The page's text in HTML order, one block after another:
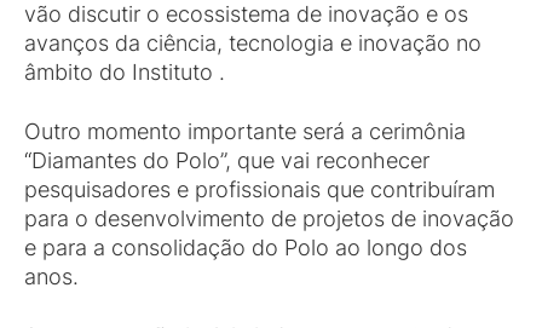
vão discutir o ecossistema de inovação e os
avanços da ciência, tecnologia e inovação no
âmbito do Instituto .
Outro momento importante será a cerimônia
“Diamantes do Polo”, que vai reconhecer
pesquisadores e profissionais que contribuíram
para o desenvolvimento de projetos de inovação
e para a consolidação do Polo ao longo dos
anos.